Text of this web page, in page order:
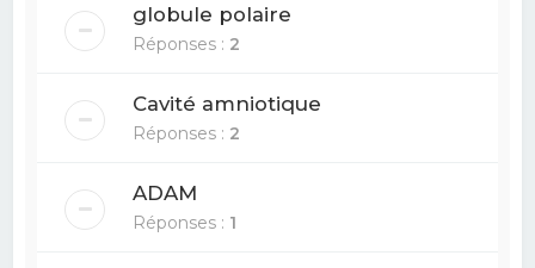
globule polaire
Réponses : 2
Cavité amniotique
Réponses : 2
ADAM
Réponses : 1